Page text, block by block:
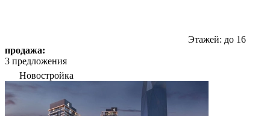
Этажей: до 16
продажа:
3 предложения
Новостройка